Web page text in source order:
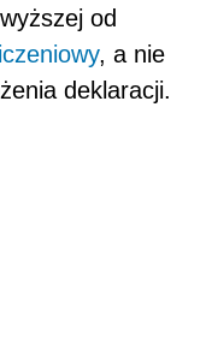
od
, a nie
deklaracji.